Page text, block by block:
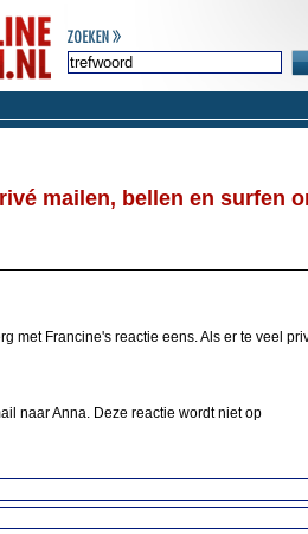
mailen, bellen en surfen
met Francine's reactie eens. Als er te veel
naar Anna. Deze reactie wordt niet op